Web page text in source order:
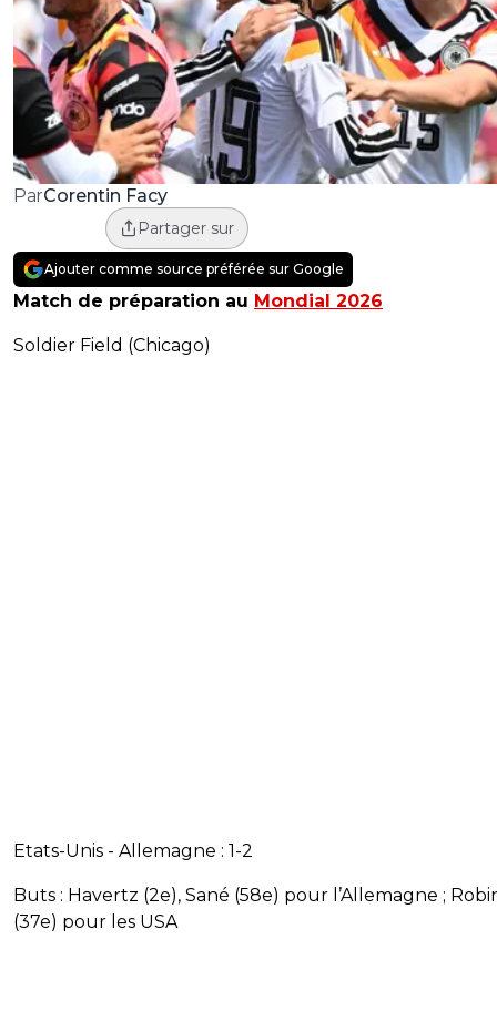
ParCorentin Facy
Partager sur
Ajouter comme source préférée sur Google
Match de préparation au Mondial 2026
Soldier Field (Chicago)
Etats-Unis - Allemagne : 1-2
Buts : Havertz (2e), Sané (58e) pour l’Allemagne ;
(37e) pour les USA